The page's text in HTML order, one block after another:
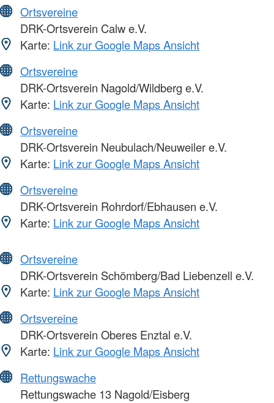
Ortsvereine
DRK-Ortsverein Calw e.V.
Karte: Link zur Google Maps Ansicht
Ortsvereine
DRK-Ortsverein Nagold/Wildberg e.V.
Karte: Link zur Google Maps Ansicht
Ortsvereine
DRK-Ortsverein Neubulach/Neuweiler e.V.
Karte: Link zur Google Maps Ansicht
Ortsvereine
DRK-Ortsverein Rohrdorf/Ebhausen e.V.
Karte: Link zur Google Maps Ansicht
Ortsvereine
DRK-Ortsverein Schömberg/Bad Liebenzell e.V.
Karte: Link zur Google Maps Ansicht
Ortsvereine
DRK-Ortsverein Oberes Enztal e.V.
Karte: Link zur Google Maps Ansicht
Rettungswache
Rettungswache 13 Nagold/Eisberg